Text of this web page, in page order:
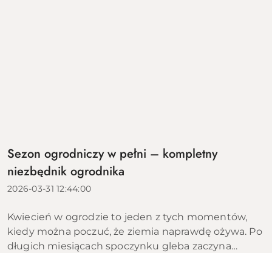
Sezon ogrodniczy w pełni – kompletny
niezbędnik ogrodnika
2026-03-31 12:44:00
Kwiecień w ogrodzie to jeden z tych momentów,
kiedy można poczuć, że ziemia naprawdę ożywa. Po
długich miesiącach spoczynku gleba zaczyna